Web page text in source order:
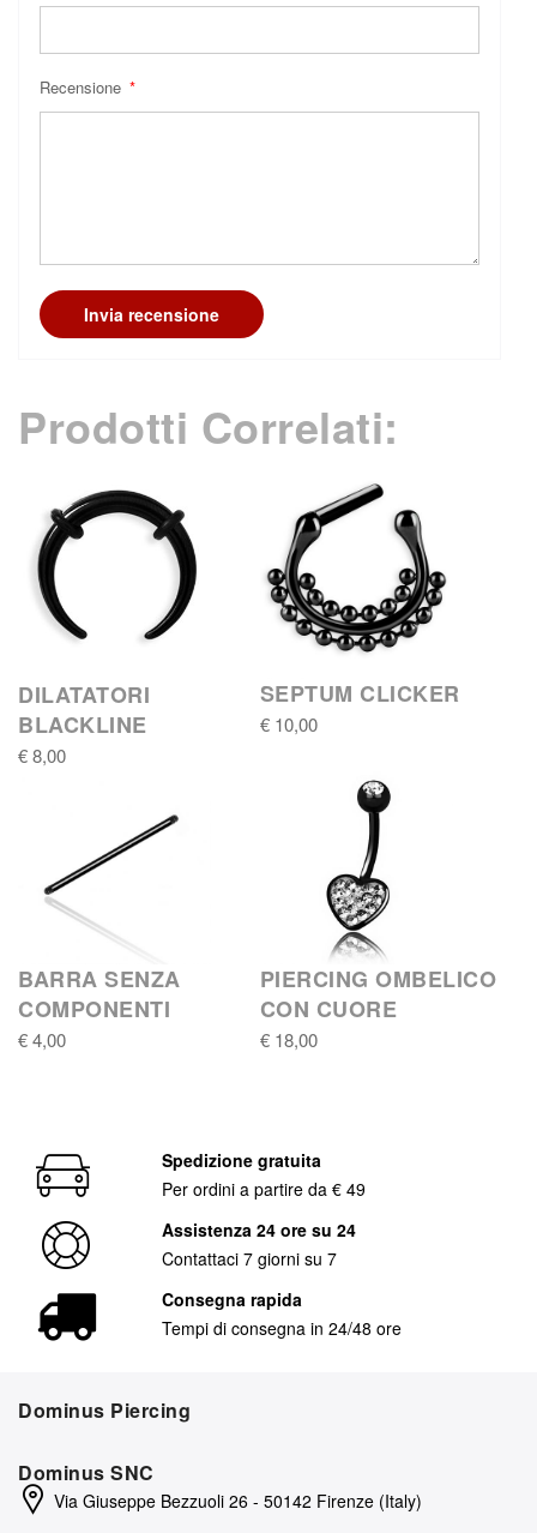
Recensione
Invia recensione
Prodotti Correlati:
DILATATORI
BLACKLINE
€ 8,00
SEPTUM CLICKER
€ 10,00
BARRA SENZA
COMPONENTI
€ 4,00
PIERCING OMBELICO
CON CUORE
€ 18,00
Spedizione gratuita
Per ordini a partire da € 49
Assistenza 24 ore su 24
Contattaci 7 giorni su 7
Consegna rapida
Tempi di consegna in 24/48 ore
Dominus Piercing
Dominus SNC
Via Giuseppe Bezzuoli 26 - 50142 Firenze (Italy)